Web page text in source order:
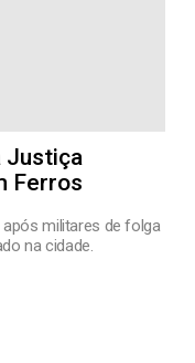
Justiça
Ferros
militares de folga
na cidade.